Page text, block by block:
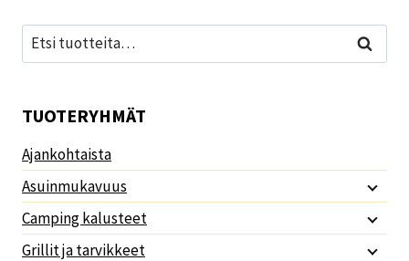
Etsi: Haku
TUOTERYHMÄT
Ajankohtaista
Asuinmukavuus
Camping kalusteet
Grillit ja tarvikkeet